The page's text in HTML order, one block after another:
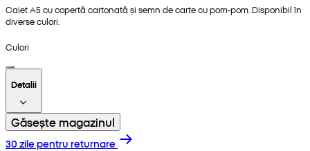
Caiet A5 cu copertă cartonată și semn de carte cu pom-pom. Disponibil în
diverse culori.
Culori
Detalii
Găsește magazinul
30 zile pentru returnare